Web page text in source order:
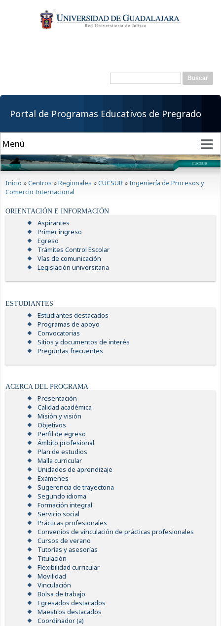
contenido
principal
Formulario de
Buscar
Portal de Programas Educativos de Pregrado
Inicio »Centros »Regionales »CUCSUR »Ingeniería de Procesos y
Comercio Internacional
ORIENTACIÓN E INFORMACIÓN
Aspirantes
Primer ingreso
Egreso
Trámites Control Escolar
Vías de comunicación
Legislación universitaria
ESTUDIANTES
Estudiantes destacados
Programas de apoyo
Convocatorias
Sitios y documentos de interés
Preguntas frecuentes
ACERCA DEL PROGRAMA
Presentación
Calidad académica
Misión y visión
Objetivos
Perfil de egreso
Ámbito profesional
Plan de estudios
Malla curricular
Unidades de aprendizaje
Exámenes
Sugerencia de trayectoria
Segundo idioma
Formación integral
Servicio social
Prácticas profesionales
Convenios de vinculación de prácticas profesionales
Cursos de verano
Tutorías y asesorías
Titulación
Flexibilidad curricular
Movilidad
Vinculación
Bolsa de trabajo
Egresados destacados
Maestros destacados
Coordinador (a)